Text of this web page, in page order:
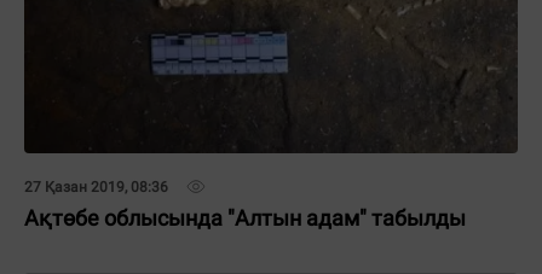
27 Қазан 2019, 08:36
Ақтөбе облысында "Алтын адам" табылды